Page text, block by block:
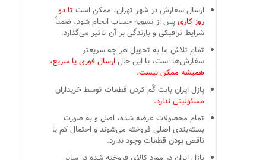
ارسال سفارش در شهر تهران، ممکن است تا دو
روز کاریپس از تسویه حساب انجام شود، ضمناً
شرایط ترافیکی و بارندگی بر آن تاثیر می‌گذارد.
تمام تلاش ما به تحویل هر چه سریعتر
سفارش‌ها است، با این حالارسال فوری یا سریع،
همیشه ممکن نیست.
پازل ایران بابت گُم کردن قطعات توسط خریداران
مسئولیتی ندارد.
تمام محصولات عرضه شده، اصل و به صورت
بسته‌بندی اصلی فروخته می‌شوند و احتمال کم یا
ناقص بودن قطعات وجود ندارد.